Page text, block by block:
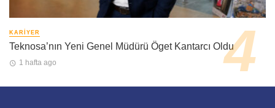
KARIYER
Teknosa’nın Yeni Genel Müdürü Öget Kantarcı Oldu
1 hafta ago